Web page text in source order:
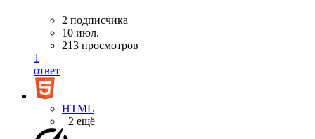
2 подписчика
10 июл.
213 просмотров
1
ответ
HTML
+2 ещё